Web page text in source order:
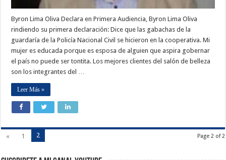
Byron Lima Oliva Declara en Primera Audiencia, Byron Lima Oliva
rindiendo su primera declaración: Dice que las gabachas de la
guardaría de la Policía Nacional Civil se hicieron en la cooperativa. Mi
mujer es educada porque es esposa de alguien que aspira gobernar
el país no puede ser tontita. Los mejores clientes del salón de belleza
son los integrantes del …
Leer Más »
Page 2 of 2
« 1 2